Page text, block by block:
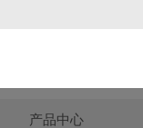
产品中心